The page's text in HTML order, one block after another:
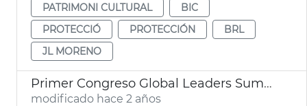
PATRIMONI CULTURAL
BIC
PROTECCIÓ
PROTECCIÓN
BRL
JL MORENO
Primer Congreso Global Leaders Summit
modificado hace 2 años